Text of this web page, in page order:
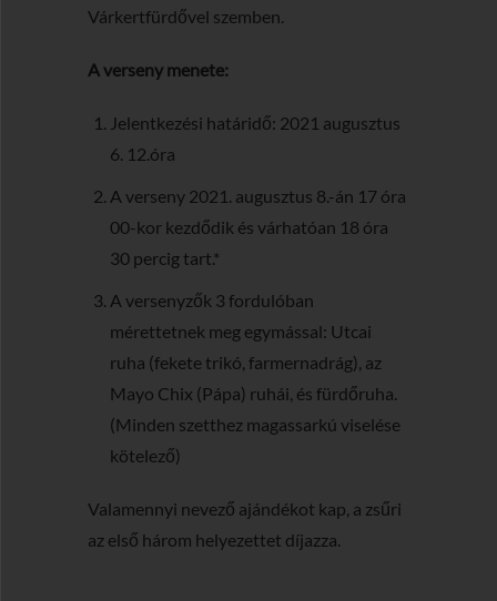
Várkertfürdővel szemben.
A verseny menete:
Jelentkezési határidő: 2021 augusztus
6. 12.óra
A verseny 2021. augusztus 8.-án 17 óra
00-kor kezdődik és várhatóan 18 óra
30 percig tart.*
A versenyzők 3 fordulóban
mérettetnek meg egymással: Utcai
ruha (fekete trikó, farmernadrág), az
Mayo Chix (Pápa) ruhái, és fürdőruha.
(Minden szetthez magassarkú viselése
kötelező)
Valamennyi nevező ajándékot kap, a zsűri
az első három helyezettet díjazza.